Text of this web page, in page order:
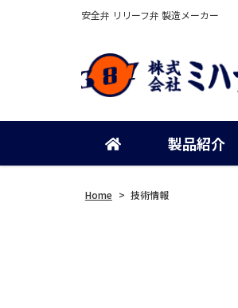
安全弁 リリーフ弁 製造メーカー
製品紹介
Home > 技術情報